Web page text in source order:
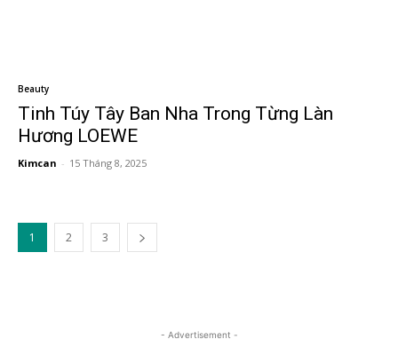
Beauty
Tinh Túy Tây Ban Nha Trong Từng Làn
Hương LOEWE
Kimcan - 15 Tháng 8, 2025
1 2 3
- Advertisement -